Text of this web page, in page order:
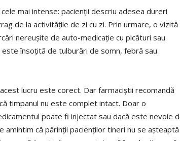
mai intense: pacienții descriu adesea dureri
de la activitățile de zi cu zi. Prin urmare, o vizită
nereușite de auto-medicație cu picături sau
însoțită de tulburări de somn, febră sau
lucru este corect. Dar farmaciștii recomandă
timpanul nu este complet intact. Doar o
poate fi injectat sau dacă este nevoie
că părinții pacienților tineri nu se așteaptă